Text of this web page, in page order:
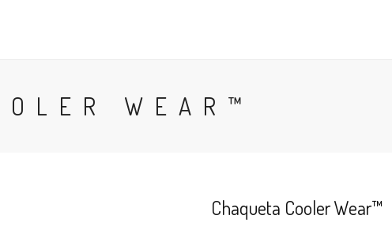
WEAR™
Chaqueta Cooler Wear™